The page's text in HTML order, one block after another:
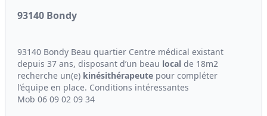
93140 Bondy
93140 Bondy Beau quartier Centre médical existant
depuis 37 ans, disposant d’un beau local de 18m2
recherche un(e) kinésithérapeute pour compléter
l’équipe en place. Conditions intéressantes
Mob 06 09 02 09 34